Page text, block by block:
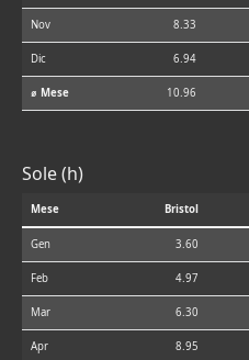
Nov 8.33
Dic 6.94
⌀ Mese 10.96
Sole (h)
Mese Bristol
Gen 3.60
Feb 4.97
Mar 6.30
Apr 8.95